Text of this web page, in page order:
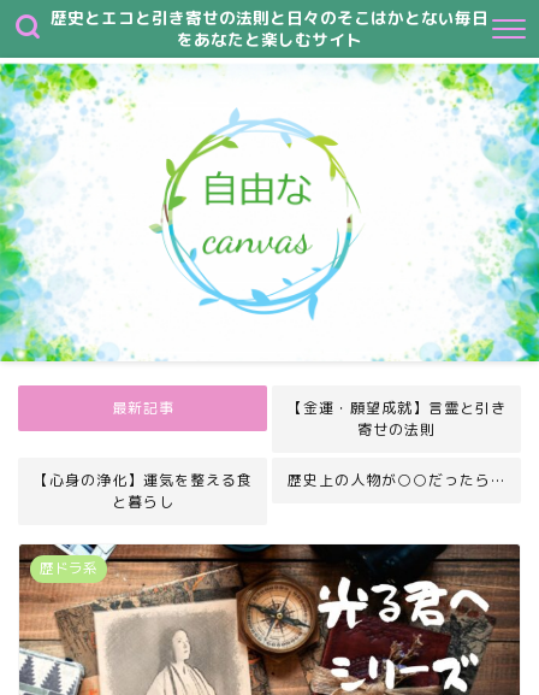
歴史とエコと引き寄せの法則と日々のそこはかとない毎日
をあなたと楽しむサイト
最新記事
【金運・願望成就】言霊と引き
寄せの法則
【心身の浄化】運気を整える食
と暮らし
歴史上の人物が○○だったら…
歴ドラ系